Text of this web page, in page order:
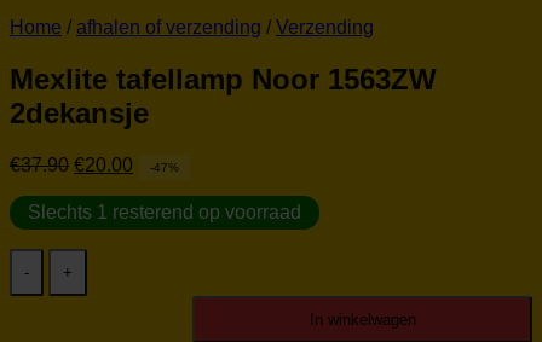
Home / afhalen of verzending / Verzending
Mexlite tafellamp Noor 1563ZW
2dekansje
€37.90 Oorspronkelijke
was:
€37.90.
€20.00 Huidige
is:
€20.00.
-47%
Slechts 1 resterend op voorraad
Mexlite
tafellamp
Noor
In winkelwagen